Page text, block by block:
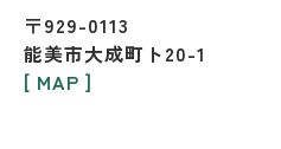
〒929-0113
能美市大成町ト20-1
[ MAP ]